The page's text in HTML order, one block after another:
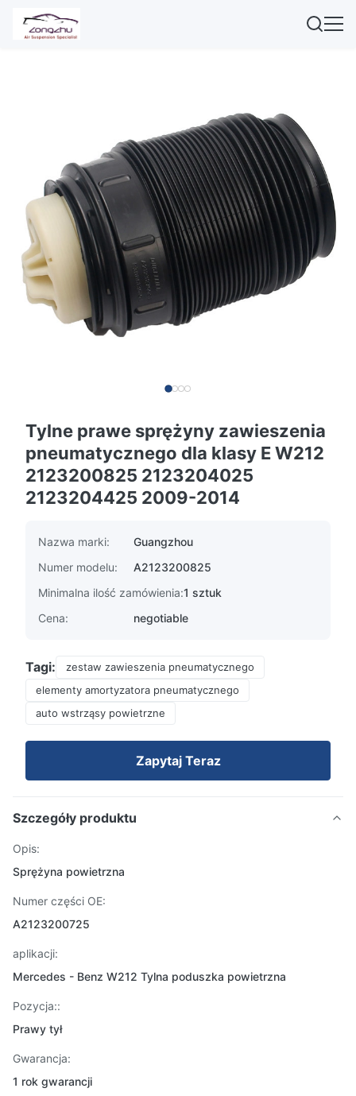
Tylne prawe sprężyny zawieszenia
pneumatycznego dla klasy E W212
2123200825 2123204025
2123204425 2009-2014
Nazwa marki:
Guangzhou
Numer modelu:
A2123200825
Minimalna ilość zamówienia:1 sztuk
Cena:
negotiable
Tagi:
zestaw zawieszenia pneumatycznego
elementy amortyzatora pneumatycznego
auto wstrząsy powietrzne
Zapytaj Teraz
Szczegóły produktu
Opis:
Sprężyna powietrzna
Numer części OE:
A2123200725
aplikacji:
Mercedes - Benz W212 Tylna poduszka powietrzna
Pozycja::
Prawy tył
Gwarancja:
1 rok gwarancji